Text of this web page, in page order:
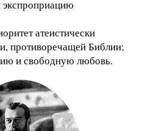
атеистически
противоречащей Библии;
и свободную любовь.